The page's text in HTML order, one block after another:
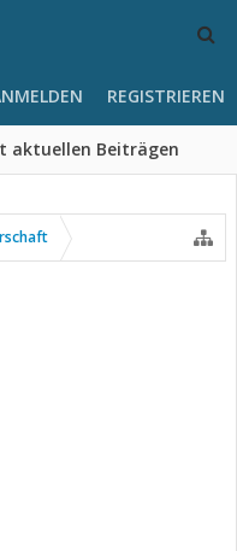
aktuellen Beiträgen
REGISTRIEREN